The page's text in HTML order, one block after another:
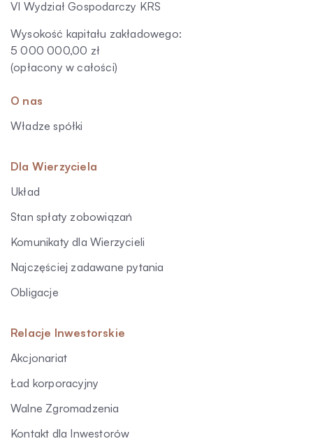
VI Wydział Gospodarczy KRS
Wysokość kapitału zakładowego:
5 000 000,00 zł
(opłacony w całości)
O nas
Władze spółki
Dla Wierzyciela
Układ
Stan spłaty zobowiązań
Komunikaty dla Wierzycieli
Najczęściej zadawane pytania
Obligacje
Relacje Inwestorskie
Akcjonariat
Ład korporacyjny
Walne Zgromadzenia
Kontakt dla Inwestorów